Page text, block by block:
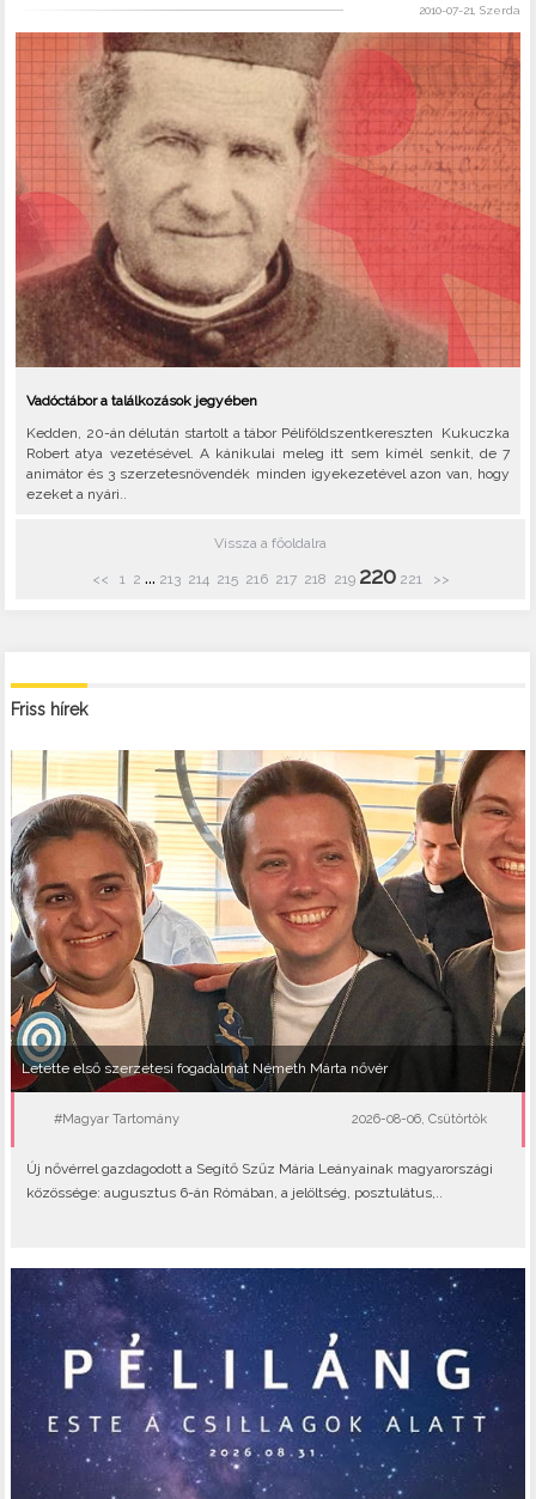
2010-07-21, Szerda
Vadóctábor a találkozások jegyében
Kedden, 20-án délután startolt a tábor Péliföldszentkereszten Kukuczka
Robert atya vezetésével. A kánikulai meleg itt sem kímél senkit, de 7
animátor és 3 szerzetesnövendék minden igyekezetével azon van, hogy
ezeket a nyári..
Vissza a főoldalra
<< 1 2 ... 213 214 215 216 217 218 219 220 221 >>
Friss hírek
Letette első szerzetesi fogadalmát Németh Márta nővér
#Magyar Tartomány 2026-08-06, Csütörtök
Új nővérrel gazdagodott a Segítő Szűz Mária Leányainak magyarországi
közössége: augusztus 6-án Rómában, a jelöltség, posztulátus,..